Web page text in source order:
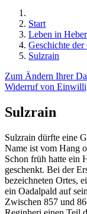
Start
Leben in
Geschichte der
Sulzrain
Zum Ändern Ihrer
Widerruf von
Sulzrain
Sulzrain dürfte eine
Name ist vom Hang
Schon früh hatte ein
geschenkt. Bei der
bezeichneten Ortes,
ein Oadalpald auf
Zwischen 857 und